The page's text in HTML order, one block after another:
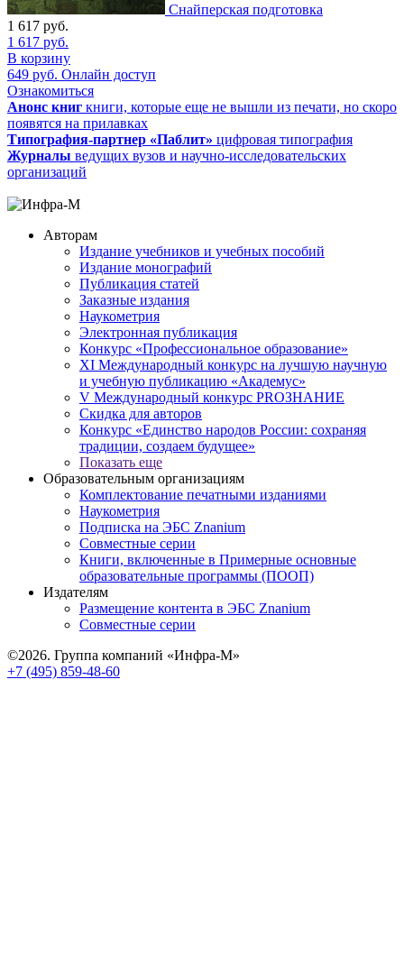
Снайперская подготовка
1 617 руб.
1 617 руб.
В корзину
649 руб. Онлайн доступ
Ознакомиться
Анонс книг книги, которые еще не вышли из печати, но скоро
появятся на прилавках
Типография-партнер «Паблит» цифровая типография
Журналы ведущих вузов и научно-исследовательских
организаций
Авторам
Издание учебников и учебных пособий
Издание монографий
Публикация статей
Заказные издания
Наукометрия
Электронная публикация
Конкурс «Профессиональное образование»
XI Международный конкурс на лучшую научную
и учебную публикацию «Академус»
V Международный конкурс PROЗНАНИЕ
Скидка для авторов
Конкурс «Единство народов России: сохраняя
традиции, создаем будущее»
Показать еще
Образовательным организациям
Комплектование печатными изданиями
Наукометрия
Подписка на ЭБС Znanium
Совместные серии
Книги, включенные в Примерные основные
образовательные программы (ПООП)
Издателям
Размещение контента в ЭБС Znanium
Совместные серии
©2026. Группа компаний «Инфра-М»
+7 (495) 859-48-60